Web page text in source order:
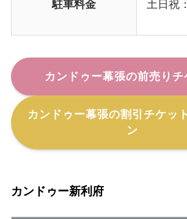
駐車料金
土日祝
カンドゥー幕張の前売りチ
カンドゥー幕張の割引チケッ
ン
カンドゥー新利府